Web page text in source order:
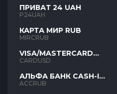
ПРИВАТ 24 UAH
P24UAH
КАРТА МИР RUB
MIRCRUB
VISA/MASTERCARD
USD
CARDUSD
АЛЬФА БАНК CASH-IN
RUB
ACCRUB